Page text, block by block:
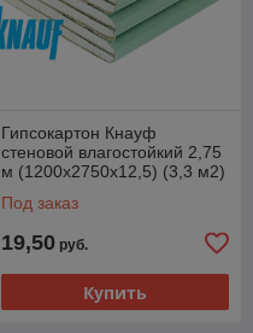
Гипсокартон Кнауф
стеновой влагостойкий 2,75
м (1200х2750х12,5) (3,3 м2)
Под заказ
19,50 руб.
Купить